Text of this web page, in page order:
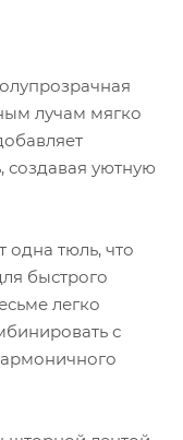
лучам мягко
создавая уютную
одна тюль, что
быстрого
легко
с